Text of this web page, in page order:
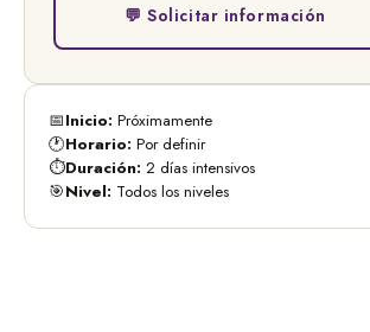
💬 Solicitar información
📅Inicio: Próximamente
🕐Horario: Por definir
⏱Duración: 2 días intensivos
🎯Nivel: Todos los niveles